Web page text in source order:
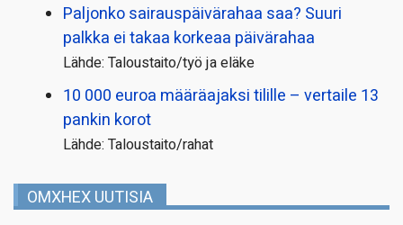
Paljonko sairauspäivä­rahaa saa? Suuri
palkka ei takaa korkeaa päivärahaa
Lähde: Taloustaito/työ ja eläke
10 000 euroa määräajaksi tilille – vertaile 13
pankin korot
Lähde: Taloustaito/rahat
OMXHEX UUTISIA